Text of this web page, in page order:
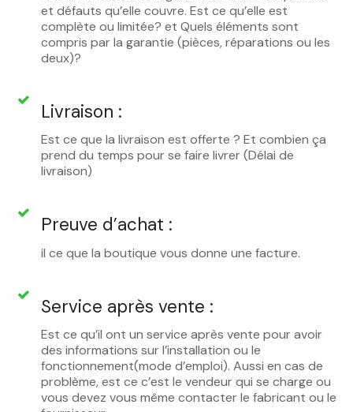
et défauts qu’elle couvre. Est ce qu’elle est
complète ou limitée? et Quels éléments sont
compris par la garantie (pièces, réparations ou les
deux)?
Livraison :
Est ce que la livraison est offerte ? Et combien ça
prend du temps pour se faire livrer (Délai de
livraison)
Preuve d’achat :
il ce que la boutique vous donne une facture.
Service après vente :
Est ce qu’il ont un service après vente pour avoir
des informations sur l’installation ou le
fonctionnement(mode d’emploi). Aussi en cas de
problème, est ce c’est le vendeur qui se charge ou
vous devez vous même contacter le fabricant ou le